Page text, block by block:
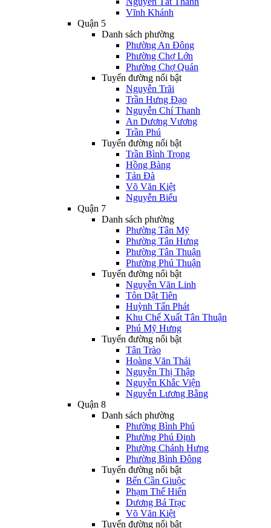
Vĩnh Khánh
Quận 5
Danh sách phường
Phường An Đông
Phường Chợ Lớn
Phường Chợ Quán
Tuyến đường nổi bật
Nguyễn Trãi
Trần Hưng Đạo
Nguyễn Chí Thanh
An Dương Vương
Trần Phú
Tuyến đường nổi bật
Trần Bình Trọng
Hồng Bàng
Tản Đà
Võ Văn Kiệt
Nguyễn Biểu
Quận 7
Danh sách phường
Phường Tân Mỹ
Phường Tân Hưng
Phường Tân Thuận
Phường Phú Thuận
Tuyến đường nổi bật
Nguyễn Văn Linh
Tôn Dật Tiên
Huỳnh Tấn Phát
Khu Chế Xuất Tân Thuận
Phú Mỹ Hưng
Tuyến đường nổi bật
Tân Trào
Hoàng Văn Thái
Nguyễn Thị Thập
Nguyễn Khắc Viện
Nguyễn Lương Bằng
Quận 8
Danh sách phường
Phường Bình Phú
Phường Phú Định
Phường Chánh Hưng
Phường Bình Đông
Tuyến đường nổi bật
Bến Cần Giuộc
Phạm Thế Hiển
Dương Bá Trạc
Võ Văn Kiệt
Tuyến đường nổi bật